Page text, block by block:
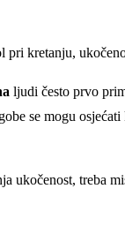
ljudi često prvo
se mogu osjećati
ukočenost, treba